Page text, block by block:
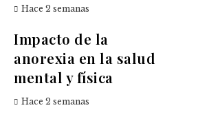
Hace 2 semanas
Impacto de la
anorexia en la salud
mental y física
Hace 2 semanas